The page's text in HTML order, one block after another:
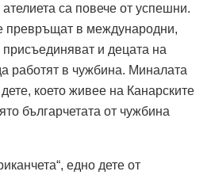
са повече от успешни.
превръщат в международни,
и децата на
работят в чужбина. Миналата
което живее на Канарските
българчетата от чужбина
едно дете от